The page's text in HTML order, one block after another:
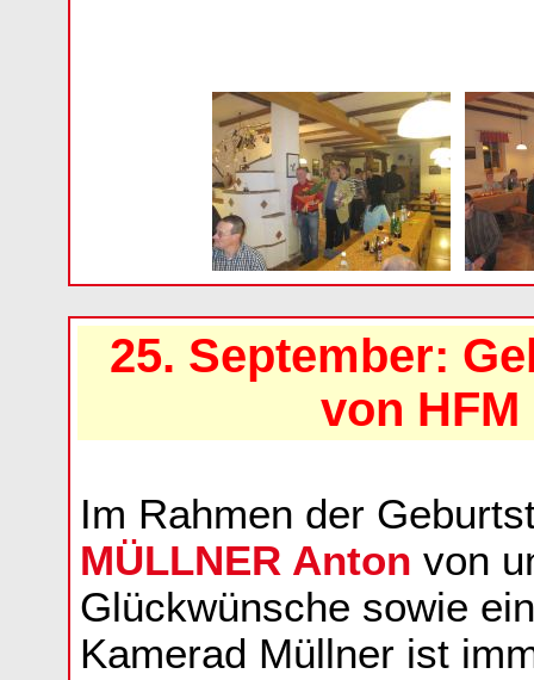
25. September:
von
Im Rahmen der
MÜLLNER Anton von
Glückwünsche sowie
Kamerad Müllner ist